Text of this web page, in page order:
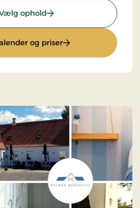
ophold: Super prisen
og priser: Super prisen